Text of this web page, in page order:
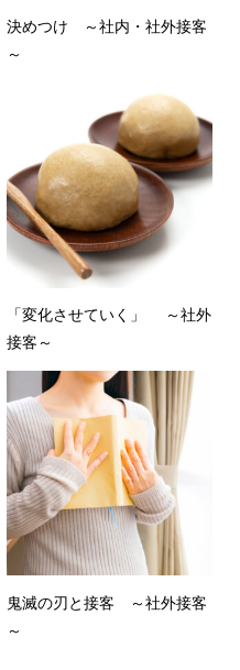
決めつけ ～社内・社外接客
～
「変化させていく」 ～社外
接客～
鬼滅の刃と接客 ～社外接客
～